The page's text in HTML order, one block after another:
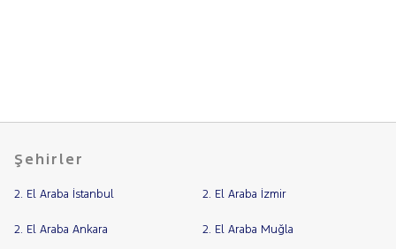
Şehirler
2. El Araba İstanbul 2. El Araba İzmir
2. El Araba Ankara 2. El Araba Muğla